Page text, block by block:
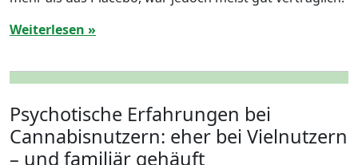
Weiterlesen »
Psychotische Erfahrungen bei
Cannabisnutzern: eher bei Vielnutzern
– und familiär gehäuft